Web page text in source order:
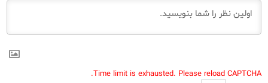
Time limit is exhausted. Please reload CAPTCHA.